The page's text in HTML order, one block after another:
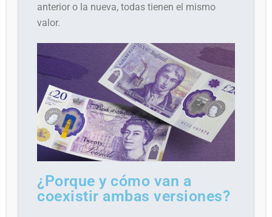
anterior o la nueva, todas tienen el mismo
valor.
¿Porque y cómo van a
coexistir ambas versiones?